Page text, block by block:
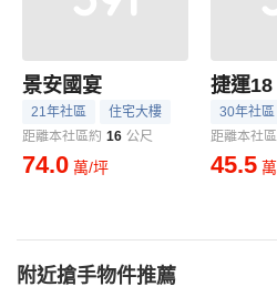
景安國宴
21年社區
住宅大樓
距離本社區約 16 公尺
74.0 萬/坪
捷運18
30年社區
距離本社
45.5
附近搶手物件推薦